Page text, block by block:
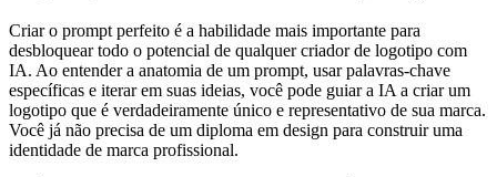
Criar o prompt perfeito é a habilidade mais importante para
desbloquear todo o potencial de qualquer criador de logotipo com
IA. Ao entender a anatomia de um prompt, usar palavras-chave
específicas e iterar em suas ideias, você pode guiar a IA a criar um
logotipo que é verdadeiramente único e representativo de sua marca.
Você já não precisa de um diploma em design para construir uma
identidade de marca profissional.